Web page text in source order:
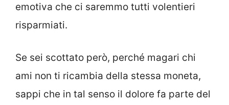
emotiva che ci saremmo tutti volentieri
risparmiati.
Se sei scottato però, perché magari chi
ami non ti ricambia della stessa moneta,
sappi che in tal senso il dolore fa parte del